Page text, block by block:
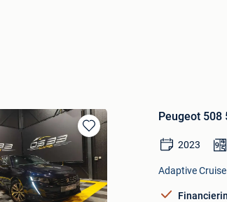
Bewaren
Mijn
Favorieten
Peugeot 508
2023
Adaptive